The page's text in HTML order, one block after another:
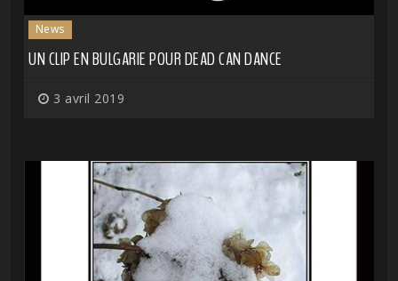
News
UN CLIP EN BULGARIE POUR DEAD CAN DANCE
3 avril 2019